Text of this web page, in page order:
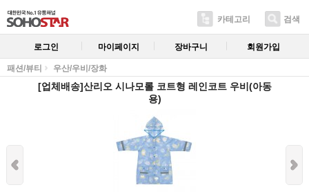
카테고리 검색
로그인 마이페이지 장바구니 회원가입
패션/뷰티 우산/우비/장화
[업체배송]산리오 시나모롤 코트형 레인코트 우비(아동
용)